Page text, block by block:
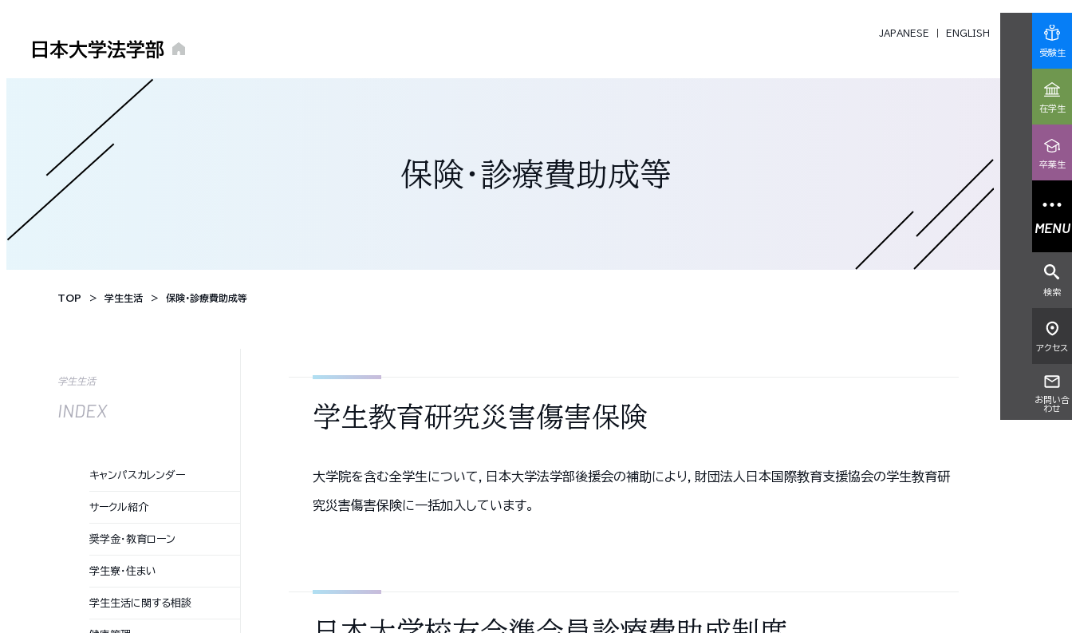
JAPANESE ENGLISH
受験生
在学生
卒業生
MENU
検索
アクセス
お問い合
わせ
保険・診療費助成等
TOP 学生生活 保険・診療費助成等
学生教育研究災害傷害保険
大学院を含む全学生について，日本大学法学部後援会の補助により，財団法人日本国際教育支援協会の学生教育研
究災害傷害保険に一括加入しています。
学生生活
INDEX
キャンパスカレンダー
サークル紹介
奨学金・教育ローン
学生寮・住まい
学生生活に関する相談